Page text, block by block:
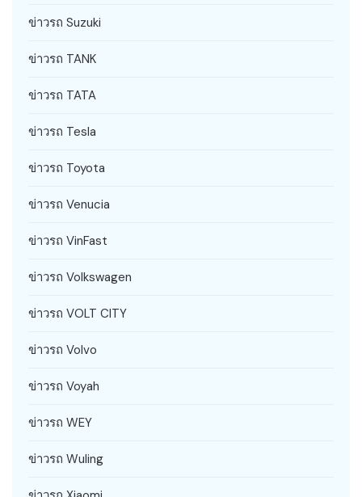
ข่าวรถ Suzuki
ข่าวรถ TANK
ข่าวรถ TATA
ข่าวรถ Tesla
ข่าวรถ Toyota
ข่าวรถ Venucia
ข่าวรถ VinFast
ข่าวรถ Volkswagen
ข่าวรถ VOLT CITY
ข่าวรถ Volvo
ข่าวรถ Voyah
ข่าวรถ WEY
ข่าวรถ Wuling